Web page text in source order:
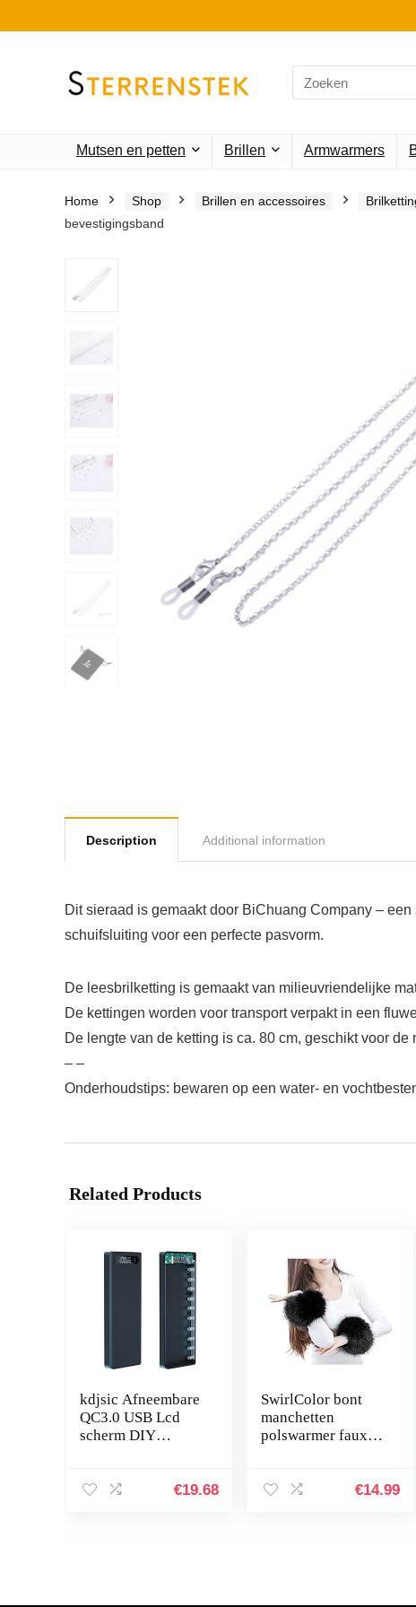
Search
for:
Mutsen en petten Brillen Armwarmers
Home Shop Brillen en accessoires
bevestigingsband
Description Additional information
Dit sieraad is gemaakt door BiChuang Company –
schuifsluiting voor een perfecte pasvorm.
De leesbrilketting is gemaakt van milieuvriendelijke
De kettingen worden voor transport verpakt in een
De lengte van de ketting is ca. 80 cm, geschikt voor de
– –
Onderhoudstips: bewaren op een water- en
Related Products
kdjsic Afneembare
QC3.0 USB Lcd
scherm DIY
Shell Draagbare
€19.68
SwirlColor bont
manchetten
polswarmer faux
faux voor polsband
€14.99